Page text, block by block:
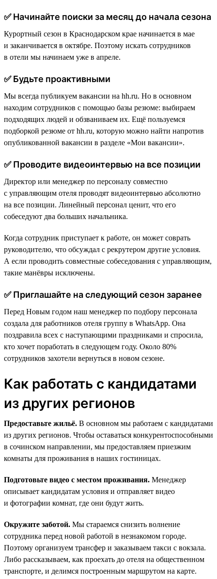
✅ Начинайте поиски за месяц до начала сезона
Курортный сезон в Краснодарском крае начинается в мае
и заканчивается в октябре. Поэтому искать сотрудников
в отели мы начинаем уже в апреле.
✅ Будьте проактивными
Мы всегда публикуем вакансии на hh.ru. Но в основном
находим сотрудников с помощью базы резюме: выбираем
подходящих людей и обзваниваем их. Ещё пользуемся
подборкой резюме от hh.ru, которую можно найти напротив
опубликованной вакансии в разделе «Мои вакансии».
✅ Проводите видеоинтервью на все позиции
Директор или менеджер по персоналу совместно
с управляющим отеля проводят видеоинтервью абсолютно
на все позиции. Линейный персонал ценит, что его
собеседуют два больших начальника.
Когда сотрудник приступает к работе, он может соврать
руководителю, что обсуждал с рекрутером другие условия.
А если проводить совместные собеседования с управляющим,
такие манёвры исключены.
✅ Приглашайте на следующий сезон заранее
Перед Новым годом наш менеджер по подбору персонала
создала для работников отеля группу в WhatsApp. Она
поздравила всех с наступающими праздниками и спросила,
кто хочет поработать в следующем году. Около 80%
сотрудников захотели вернуться в новом сезоне.
Как работать с кандидатами
из других регионов
Предоставьте жильё. В основном мы работаем с кандидатами
из других регионов. Чтобы оставаться конкурентоспособными
в сочинском направлении, мы предоставляем приезжим
комнаты для проживания в наших гостиницах.
Подготовьте видео с местом проживания. Менеджер
описывает кандидатам условия и отправляет видео
и фотографии комнат, где они будут жить.
Окружите заботой. Мы стараемся снизить волнение
сотрудника перед новой работой в незнакомом городе.
Поэтому организуем трансфер и заказываем такси с вокзала.
Либо рассказываем, как проехать до отеля на общественном
транспорте, и делимся построенным маршрутом на карте.